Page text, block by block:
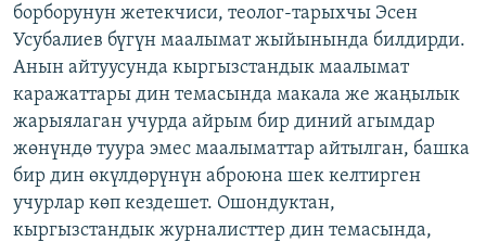
ДАНИСТЕ
ЭЖЕ-СИҢДИЛЕР
ЫҢГАЙСЫЗ СУРООЛОР
Русский
ОНЛАЙН ШЕРИНЕ
ЭЕ/АРнун бардык сайттары
борборунун жетекчиси, теолог-тарыхчы Эсен
Усубалиев бүгүн маалымат жыйынында билдирди.
Анын айтуусунда кыргызстандык маалымат
каражаттары дин темасында макала же жаңылык
жарыялаган учурда айрым бир диний агымдар
жөнүндө туура эмес маалыматтар айтылган, башка
бир дин өкүлдөрүнүн аброюна шек келтирген
учурлар көп кездешет. Ошондуктан,
кыргызстандык журналисттер дин темасында,